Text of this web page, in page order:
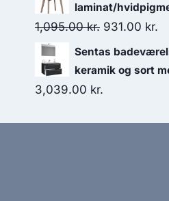
laminat/
1,095.00kr. 931.00 kr.
Sentas
keramik og sort
3,039.00 kr.